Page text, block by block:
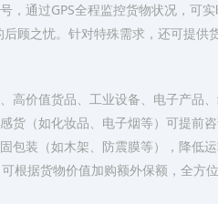
，通过GPS全程监控货物状况，可
顾之忧。针对特殊需求，还可提供
高价值货品、工业设备、电子产品
货（如化妆品、电子烟等）可提前
包装（如木架、防震膜等），降低
根据货物价值加购额外保额，全方位